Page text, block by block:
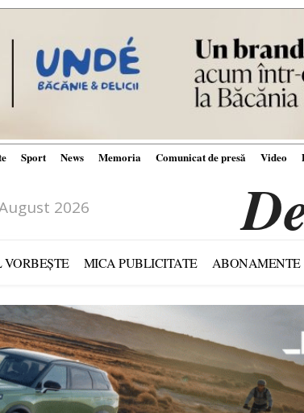
Sport News Memoria Comunicat de presă Video
2026
MICA PUBLICITATE ABONAMENTE